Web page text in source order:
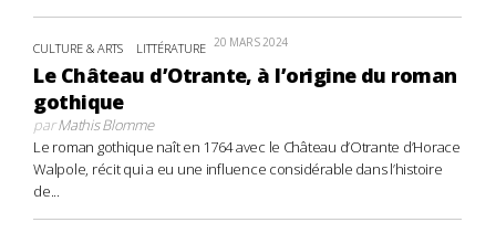
CULTURE & ARTS LITTÉRATURE 20 MARS 2024
Le Château d’Otrante, à l’origine du roman
gothique
parMathis Blomme
Le roman gothique naît en 1764 avec le Château d’Otrante d’Horace
Walpole, récit qui a eu une influence considérable dans l’histoire
de...